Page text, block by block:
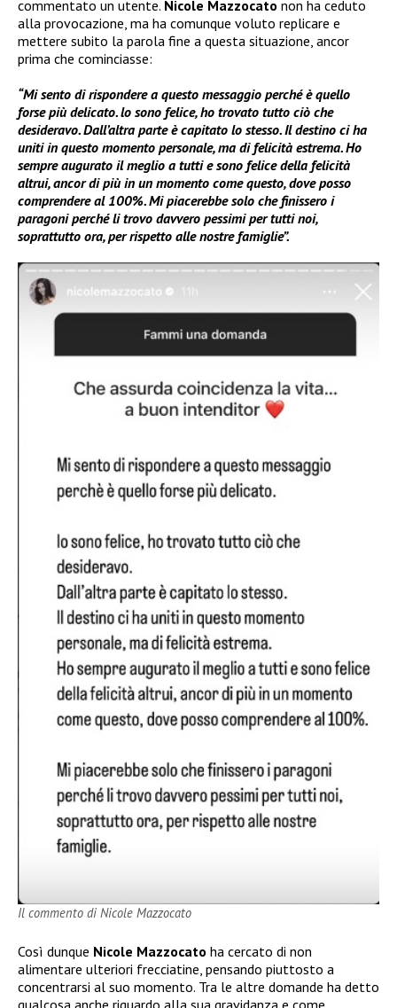
commentato un utente. Nicole Mazzocato non ha ceduto
alla provocazione, ma ha comunque voluto replicare e
mettere subito la parola fine a questa situazione, ancor
prima che cominciasse:
“Mi sento di rispondere a questo messaggio perché è quello
forse più delicato. lo sono felice, ho trovato tutto ciò che
desideravo. Dall’altra parte è capitato lo stesso. Il destino ci ha
uniti in questo momento personale, ma di felicità estrema. Ho
sempre augurato il meglio a tutti e sono felice della felicità
altrui, ancor di più in un momento come questo, dove posso
comprendere al 100%. Mi piacerebbe solo che finissero i
paragoni perché li trovo davvero pessimi per tutti noi,
soprattutto ora, per rispetto alle nostre famiglie”.
Il commento di Nicole Mazzocato
Così dunque Nicole Mazzocato ha cercato di non
alimentare ulteriori frecciatine, pensando piuttosto a
concentrarsi al suo momento. Tra le altre domande ha detto
qualcosa anche riguardo alla sua gravidanza e come